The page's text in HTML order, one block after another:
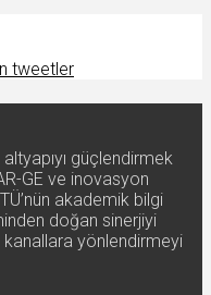
tweetler
güçlendirmek
GE ve inovasyon
akademik bilgi
doğan sinerjiyi
yönlendirmeyi